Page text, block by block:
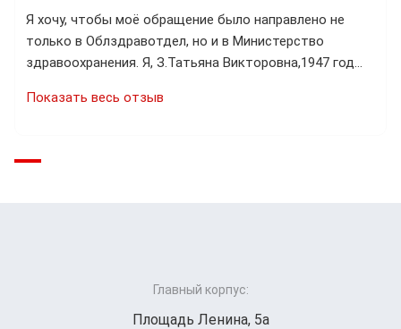
Я хочу, чтобы моё обращение было направлено не
только в Облздравотдел, но и в Министерство
здравоохранения. Я, З.Татьяна Викторовна,1947 год…
Показать весь отзыв
Главный корпус:
Площадь Ленина, 5а